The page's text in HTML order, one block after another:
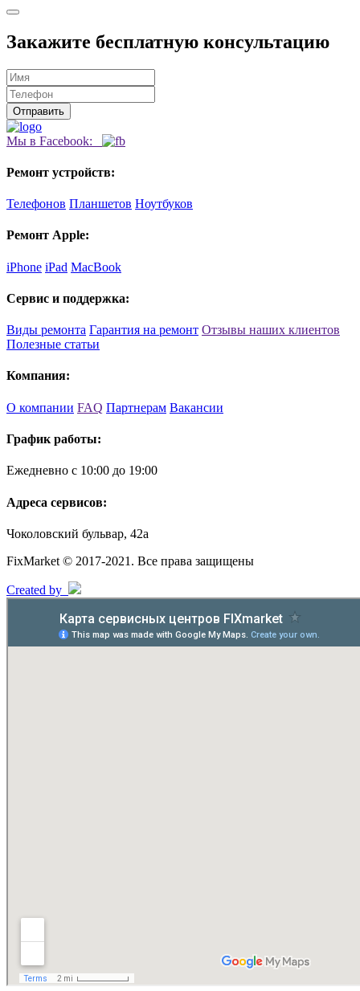
Закажите бесплатную консультацию
Мы в Facebook:
Ремонт устройств:
Телефонов Планшетов Ноутбуков
Ремонт Apple:
iPhone iPad MacBook
Сервис и поддержка:
Виды ремонта Гарантия на ремонт Отзывы наших клиентов
Полезные статьи
Компания:
О компании FAQ Партнерам Вакансии
График работы:
Ежедневно с 10:00 до 19:00
Адреса сервисов:
Чоколовский бульвар, 42а
FixMarket © 2017-2021. Все права защищены
Created by